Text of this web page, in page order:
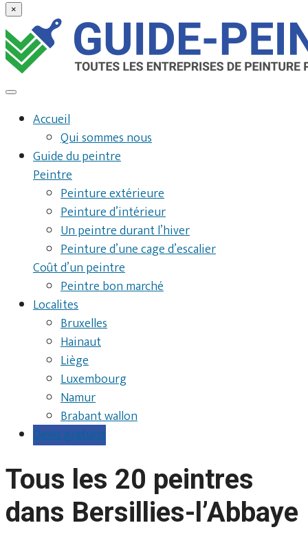
×
Accueil
Qui sommes nous
Guide du peintre
Peintre
Peinture extérieure
Peinture d’intérieur
Un peintre durant l’hiver
Peinture d’une cage d’escalier
Coût d’un peintre
Peintre bon marché
Localites
Bruxelles
Hainaut
Liège
Luxembourg
Namur
Brabant wallon
Devis gratuits
Tous les 20 peintres
dans Bersillies-l’Abbaye